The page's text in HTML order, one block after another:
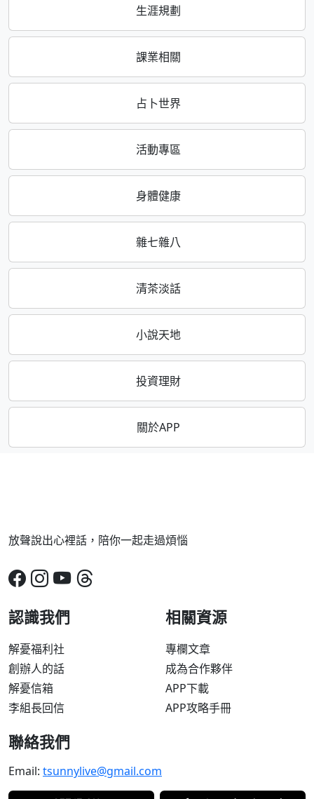
生涯規劃
課業相關
占卜世界
活動專區
身體健康
雜七雜八
清茶淡話
小說天地
投資理財
關於APP
放聲說出心裡話，陪你一起走過煩惱
認識我們
解憂福利社
創辦人的話
解憂信箱
李組長回信
相關資源
專欄文章
成為合作夥伴
APP下載
APP攻略手冊
聯絡我們
Email: tsunnylive@gmail.com